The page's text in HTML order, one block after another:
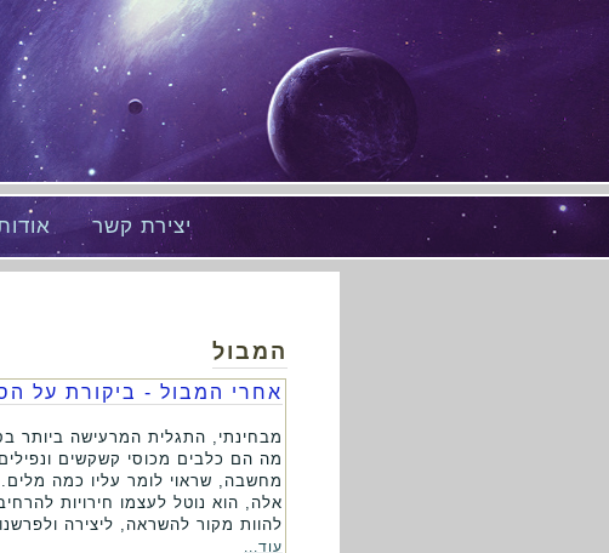
יצירת קשר
המבול
אחרי המבול - ביקורת על
מה הם כלבים מכוסי קשקשים
מחשבה, שראוי לומר עליו כמה
אלה, הוא נוטל לעצמו חירויות
להוות מקור להשראה, ליצירה
עוד...